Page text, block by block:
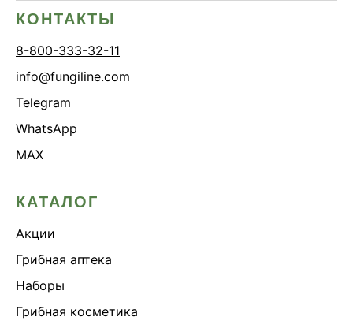
КОНТАКТЫ
8-800-333-32-11
info@fungiline.com
Telegram
WhatsApp
MAX
КАТАЛОГ
Акции
Грибная аптека
Наборы
Грибная косметика